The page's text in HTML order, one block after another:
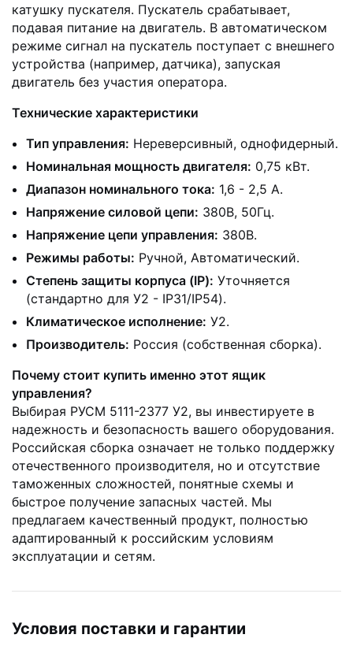
катушку пускателя. Пускатель срабатывает,
подавая питание на двигатель. В автоматическом
режиме сигнал на пускатель поступает с внешнего
устройства (например, датчика), запуская
двигатель без участия оператора.
Технические характеристики
Тип управления: Нереверсивный, однофидерный.
Номинальная мощность двигателя: 0,75 кВт.
Диапазон номинального тока: 1,6 - 2,5 А.
Напряжение силовой цепи: 380В, 50Гц.
Напряжение цепи управления: 380В.
Режимы работы: Ручной, Автоматический.
Степень защиты корпуса (IP): Уточняется
(стандартно для У2 - IP31/IP54).
Климатическое исполнение: У2.
Производитель: Россия (собственная сборка).
Почему стоит купить именно этот ящик
управления?
Выбирая РУСМ 5111-2377 У2, вы инвестируете в
надежность и безопасность вашего оборудования.
Российская сборка означает не только поддержку
отечественного производителя, но и отсутствие
таможенных сложностей, понятные схемы и
быстрое получение запасных частей. Мы
предлагаем качественный продукт, полностью
адаптированный к российским условиям
эксплуатации и сетям.
Условия поставки и гарантии